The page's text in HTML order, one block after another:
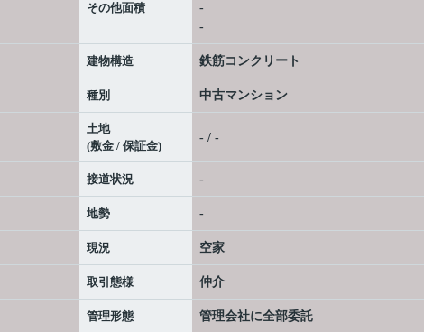
その他面積
-
-
建物構造 鉄筋コンクリート
種別 中古マンション
土地
(敷金 / 保証金)
- / -
接道状況 -
地勢 -
現況 空家
取引態様 仲介
管理形態 管理会社に全部委託